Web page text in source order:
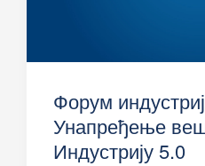
Форум
Унапређење
Индустрију 5.0